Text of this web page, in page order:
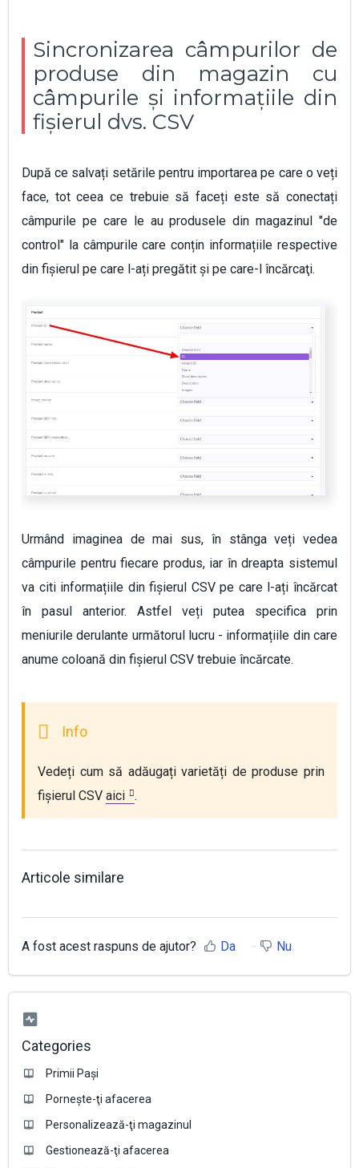
Sincronizarea câmpurilor de
produse din magazin cu
câmpurile și informațiile din
fișierul dvs. CSV
După ce salvați setările pentru importarea pe care o veți
face, tot ceea ce trebuie să faceți este să conectați
câmpurile pe care le au produsele din magazinul "de
control" la câmpurile care conțin informațiile respective
din fișierul pe care l-ați pregătit și pe care-l încărcaţi.
Urmând imaginea de mai sus, în stânga veți vedea
câmpurile pentru fiecare produs, iar în dreapta sistemul
va citi informațiile din fișierul CSV pe care l-ați încărcat
în pasul anterior. Astfel veți putea specifica prin
meniurile derulante următorul lucru - informațiile din care
anume coloană din fișierul CSV trebuie încărcate.
Vedeți cum să adăugați varietăți de produse prin
fișierul CSV aici .
Articole similare
A fost acest raspuns de ajutor? Da Nu
Categories
Primii Pași
Pornește-ţi afacerea
Personalizează-ţi magazinul
Gestionează-ţi afacerea